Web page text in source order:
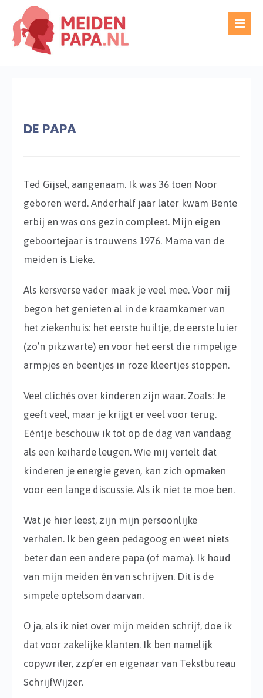
DE PAPA
Ted Gijsel, aangenaam. Ik was 36 toen Noor
geboren werd. Anderhalf jaar later kwam Bente
erbij en was ons gezin compleet. Mijn eigen
geboortejaar is trouwens 1976. Mama van de
meiden is Lieke.
Als kersverse vader maak je veel mee. Voor mij
begon het genieten al in de kraamkamer van
het ziekenhuis: het eerste huiltje, de eerste luier
(zo’n pikzwarte) en voor het eerst die rimpelige
armpjes en beentjes in roze kleertjes stoppen.
Veel clichés over kinderen zijn waar. Zoals: Je
geeft veel, maar je krijgt er veel voor terug.
Eéntje beschouw ik tot op de dag van vandaag
als een keiharde leugen. Wie mij vertelt dat
kinderen je energie geven, kan zich opmaken
voor een lange discussie. Als ik niet te moe ben.
Wat je hier leest, zijn mijn persoonlijke
verhalen. Ik ben geen pedagoog en weet niets
beter dan een andere papa (of mama). Ik houd
van mijn meiden én van schrijven. Dit is de
simpele optelsom daarvan.
O ja, als ik niet over mijn meiden schrijf, doe ik
dat voor zakelijke klanten. Ik ben namelijk
copywriter, zzp’er en eigenaar van Tekstbureau
SchrijfWijzer.